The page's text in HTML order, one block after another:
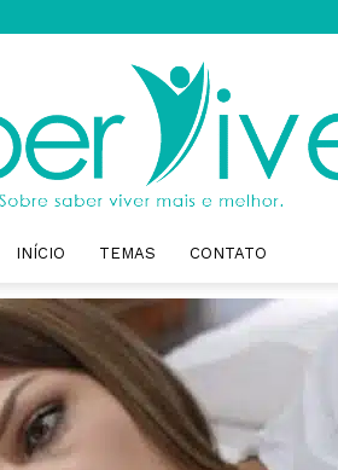
Saber
Viver
INÍCIO TEMAS CONTATO